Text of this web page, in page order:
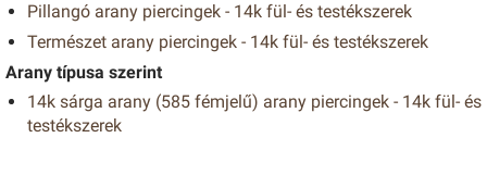
Pillangó arany piercingek - 14k fül- és testékszerek
Természet arany piercingek - 14k fül- és testékszerek
Arany típusa szerint
14k sárga arany (585 fémjelű) arany piercingek - 14k fül- és
testékszerek